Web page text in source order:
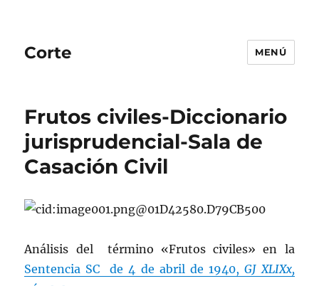
Corte MENÚ
Frutos civiles-Diccionario
jurisprudencial-Sala de
Casación Civil
Análisis del término «Frutos civiles» en la
Sentencia SC de 4 de abril de 1940, GJ XLIXx,